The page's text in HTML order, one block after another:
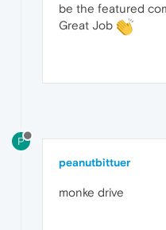
be the featured
Great Job
P
peanutbittuer
monke drive